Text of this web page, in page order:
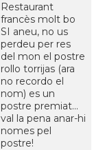
Restaurant
francès molt bo
SI aneu, no us
perdeu per res
del mon el postre
rollo torrijas (ara
no recordo el
nom) es un
postre premiat...
val la pena anar-hi
nomes pel
postre!